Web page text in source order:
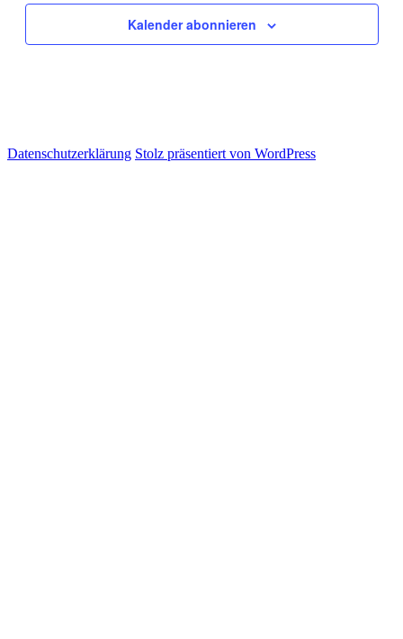
Kalender abonnieren
Datenschutzerklärung Stolz präsentiert von WordPress